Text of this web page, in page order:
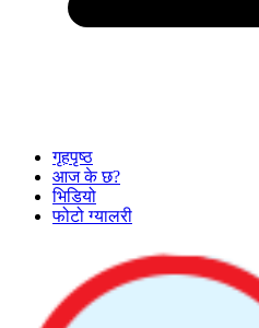
गृहपृष्ठ
आज के छ?
भिडियो
फोटो ग्यालरी